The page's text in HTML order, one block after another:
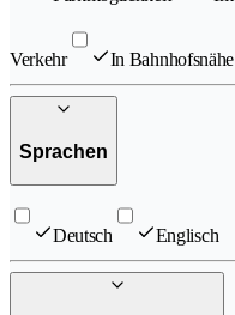
Verkehr In Bahnhofsnähe
Sprachen
Deutsch Englisch